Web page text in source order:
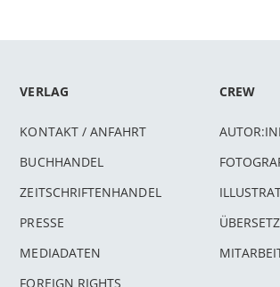
VERLAG
KONTAKT / ANFAHRT
BUCHHANDEL
ZEITSCHRIFTENHANDEL
PRESSE
MEDIADATEN
FOREIGN RIGHTS
CREW